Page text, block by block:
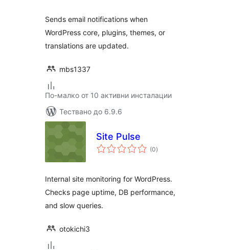
Sends email notifications when
WordPress core, plugins, themes, or
translations are updated.
mbs1337
По-малко от 10 активни инсталации
Тествано до 6.9.6
Site Pulse
(0общо
оценки
)
Internal site monitoring for WordPress.
Checks page uptime, DB performance,
and slow queries.
otokichi3